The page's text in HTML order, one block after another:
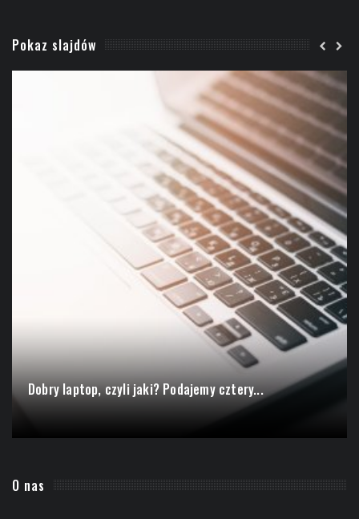
Pokaz slajdów
Dobry laptop, czyli jaki? Podajemy cztery...
O nas